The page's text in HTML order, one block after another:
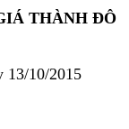
THÀNH ĐÔ
13/10/2015